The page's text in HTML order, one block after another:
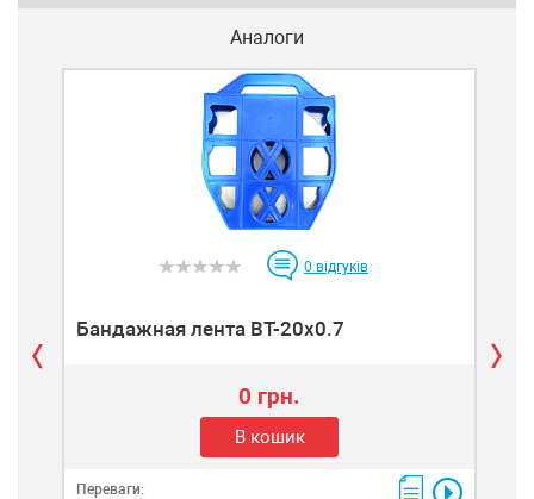
Аналоги
0 відгуків
Бандажная лента BT-20x0.7
0 грн.
В кошик
Переваги: